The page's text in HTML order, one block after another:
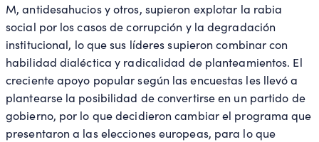
M, antidesahucios y otros, supieron explotar la rabia
social por los casos de corrupción y la degradación
institucional, lo que sus líderes supieron combinar con
habilidad dialéctica y radicalidad de planteamientos. El
creciente apoyo popular según las encuestas les llevó a
plantearse la posibilidad de convertirse en un partido de
gobierno, por lo que decidieron cambiar el programa que
presentaron a las elecciones europeas, para lo que